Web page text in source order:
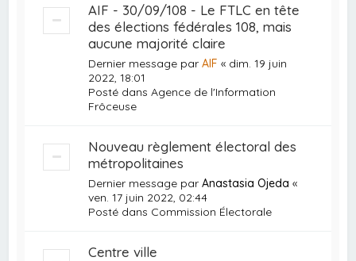
AIF - 30/09/108 - Le FTLC en tête
des élections fédérales 108, mais
aucune majorité claire
Dernier message parAIF « dim. 19 juin
2022, 18:01
Posté dansAgence de l'Information
Frôceuse
Nouveau règlement électoral des
métropolitaines
Dernier message parAnastasia Ojeda «
ven. 17 juin 2022, 02:44
Posté dans Commission Électorale
Centre ville